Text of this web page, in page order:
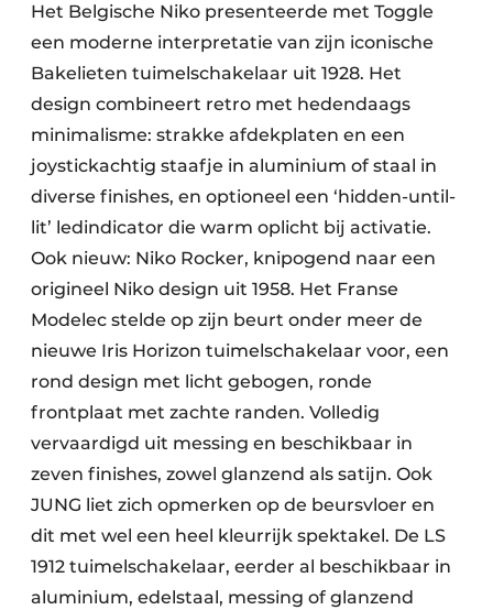
Het Belgische Niko presenteerde met Toggle
een moderne interpretatie van zijn iconische
Bakelieten tuimelschakelaar uit 1928. Het
design combineert retro met hedendaags
minimalisme: strakke afdekplaten en een
joystickachtig staafje in aluminium of staal in
diverse finishes, en optioneel een ‘hidden-until-
lit’ ledindicator die warm oplicht bij activatie.
Ook nieuw: Niko Rocker, knipogend naar een
origineel Niko design uit 1958. Het Franse
Modelec stelde op zijn beurt onder meer de
nieuwe Iris Horizon tuimelschakelaar voor, een
rond design met licht gebogen, ronde
frontplaat met zachte randen. Volledig
vervaardigd uit messing en beschikbaar in
zeven finishes, zowel glanzend als satijn. Ook
JUNG liet zich opmerken op de beursvloer en
dit met wel een heel kleurrijk spektakel. De LS
1912 tuimelschakelaar, eerder al beschikbaar in
aluminium, edelstaal, messing of glanzend